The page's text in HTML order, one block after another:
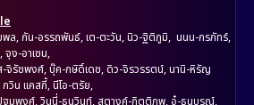
ล, กัน-อรรถพันธ์, เต-ตะวัน, นิว-ฐิติภูมิ, นนน-กรภัทร์,
จุง-อาเชน,
รัชพงศ์, บุ๊ค-กษิดิ์เดช, ดิว-จิรวรรตน์, นานิ-หิรัญ
วิน แคสกี้, นีโอ-ตรัย,
ฐมพงศ์, วินนี่-ธนวินท์, สตางค์-กิตติภพ, อู๋-ธนบูรณ์,